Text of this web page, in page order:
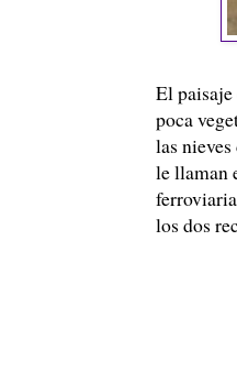
El
poca
las
le llaman
los dos